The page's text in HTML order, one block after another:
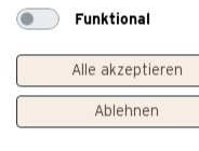
Tchibo Coffee
Haftung für den
Funktional
Alle akzeptieren
Ablehnen